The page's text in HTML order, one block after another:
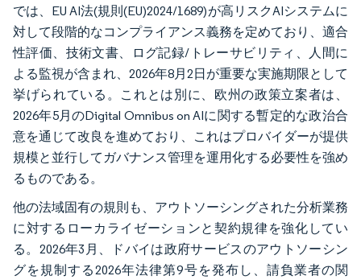
では、EU AI法(規則(EU)2024/1689)が高リスクAIシステムに
対して段階的なコンプライアンス義務を定めており、適合
性評価、技術文書、ログ記録/トレーサビリティ、人間に
よる監視が含まれ、2026年8月2日が重要な実施期限として
挙げられている。これとは別に、欧州の政策立案者は、
2026年5月のDigital Omnibus on AIに関する暫定的な政治合
意を通じて改良を進めており、これはプロバイダーが提供
規模と並行してガバナンス管理を運用化する必要性を強め
るものである。
他の法域固有の規則も、アウトソーシングされた分析業務
に対するローカライゼーションと契約規律を強化してい
る。2026年3月、ドバイは政府サービスのアウトソーシン
グを規制する2026年法律第9号を発布し、請負業者の関